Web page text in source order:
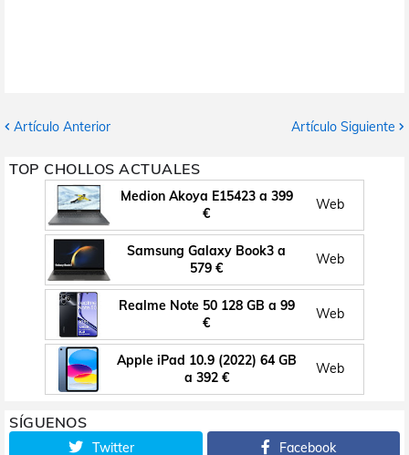
Artículo Anterior Artículo Siguiente
TOP CHOLLOS ACTUALES
Medion Akoya E15423 a 399
€
Web
Samsung Galaxy Book3 a
579 €
Web
Realme Note 50 128 GB a 99
€
Web
Apple iPad 10.9 (2022) 64 GB
a 392 €
Web
SÍGUENOS
Twitter Facebook